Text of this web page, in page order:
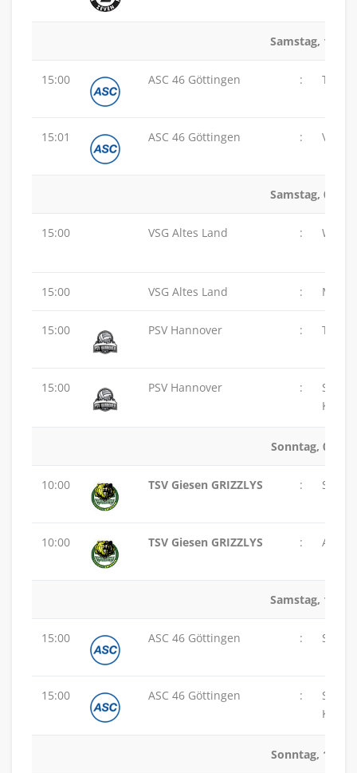
Samstag,
15:00 ASC 46 Göttingen : TuS
15:01 ASC 46 Göttingen : VSG
Samstag,
15:00 VSG Altes Land :
15:00 VSG Altes Land : MTV
15:00 PSV Hannover : TuS
15:00 PSV Hannover :
SG
Sonntag,
10:00 TSV Giesen GRIZZLYS : SVG
10:00 TSV Giesen GRIZZLYS : ASC
Samstag,
15:00 ASC 46 Göttingen : SVG
15:00 ASC 46 Göttingen :
SG
Sonntag,